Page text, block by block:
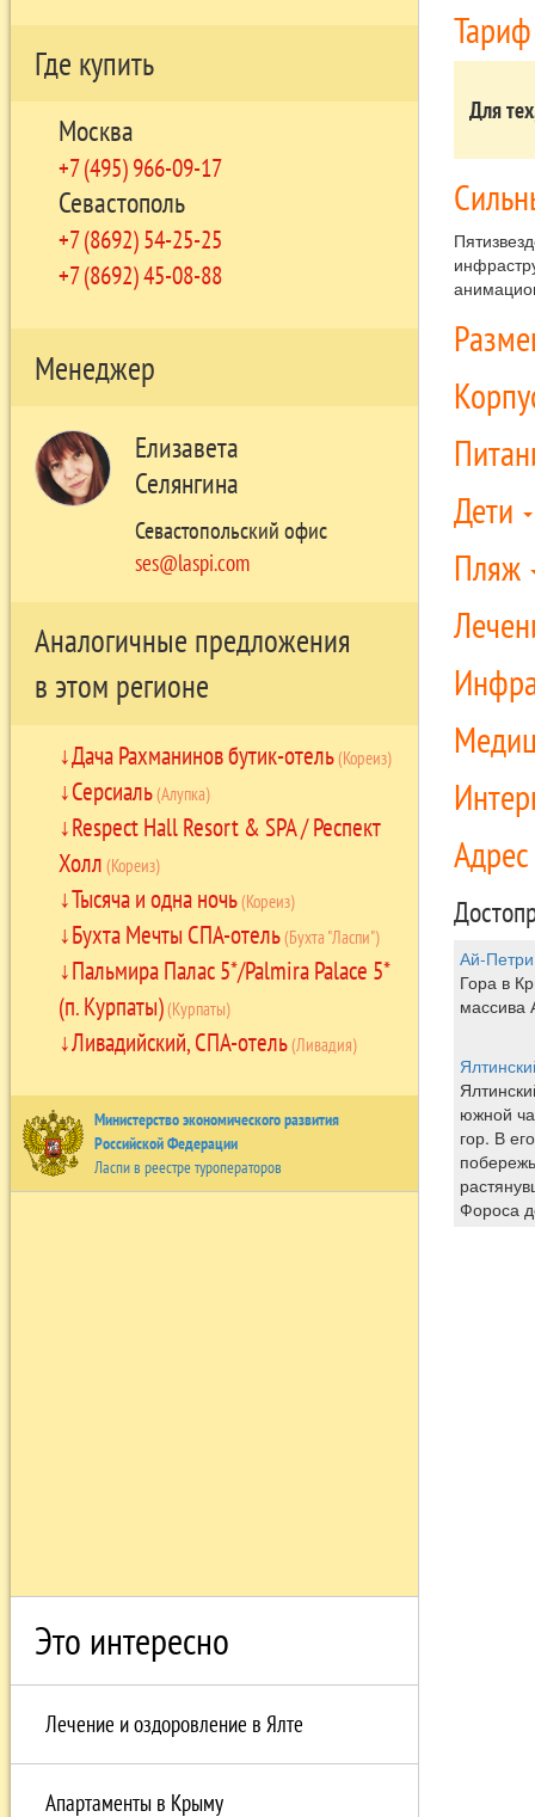
Где купить
Москва
+7 (495) 966-09-17
Севастополь
+7 (8692) 54-25-25
+7 (8692) 45-08-88
Менеджер
Елизавета
Селянгина
Севастопольский офис
ses@laspi.com
Аналогичные предложения
в этом регионе
Дача Рахманинов бутик-отель(Кореиз)
Серсиаль(Алупка)
Respect Hall Resort & SPA / Респект
Холл (Кореиз)
Тысяча и одна ночь(Кореиз)
Бухта Мечты СПА-отель(Бухта "Ласпи")
Пальмира Палас 5*/Palmira Palace 5*
(п. Курпаты)(Курпаты)
Ливадийский, СПА-отель(Ливадия)
Министерство экономического развития
Российской Федерации
Ласпи в реестре туроператоров
Это интересно
Лечение и оздоровление в Ялте
Апартаменты в Крыму
Для
Дети
Пляж
Адрес
Ай-Петри
Гора в
массива
южной
гор. В
Фороса